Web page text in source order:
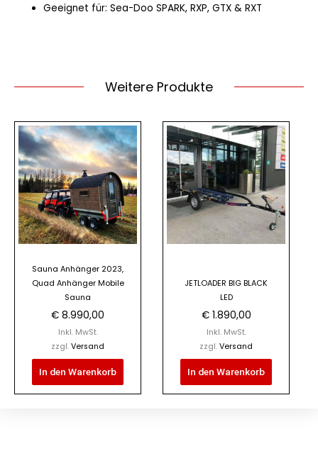
Geeignet für: Sea-Doo SPARK, RXP, GTX & RXT
Weitere Produkte
Sauna Anhänger 2023,
Quad Anhänger Mobile
Sauna
€ 8.990,00
Inkl. MwSt.
zzgl. Versand
In den Warenkorb
JETLOADER BIG BLACK
LED
€1.890,00
Inkl. MwSt.
zzgl. Versand
In den Warenkorb